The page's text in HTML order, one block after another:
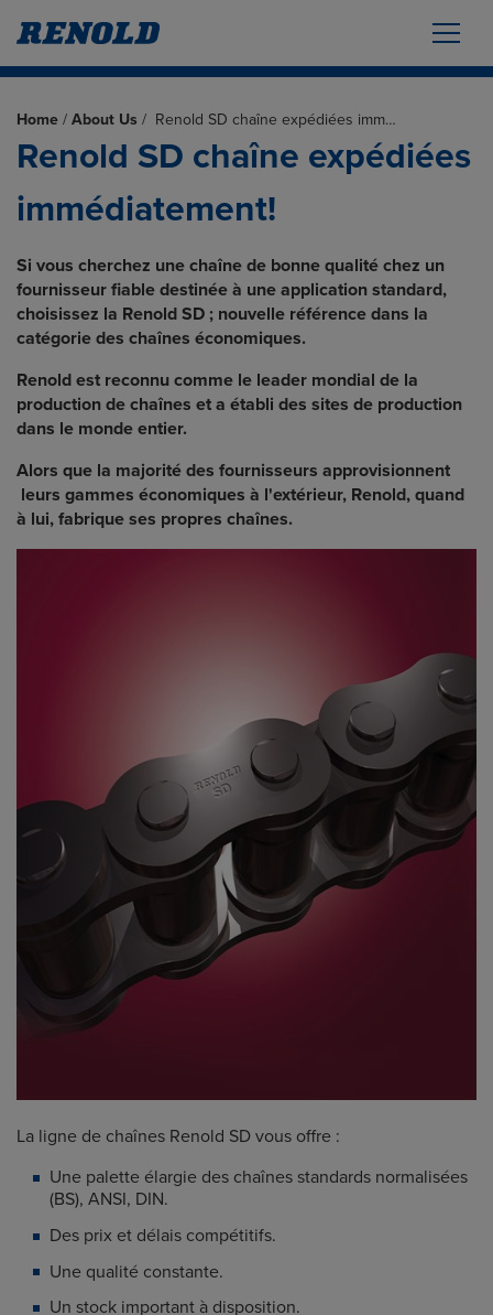
Home / About Us / Renold SD chaîne expédiées imm…
Renold SD chaîne expédiées
immédiatement!
Si vous cherchez une chaîne de bonne qualité chez un
fournisseur fiable destinée à une application standard,
choisissez la Renold SD ; nouvelle référence dans la
catégorie des chaînes économiques.
Renold est reconnu comme le leader mondial de la
production de chaînes et a établi des sites de production
dans le monde entier.
Alors que la majorité des fournisseurs approvisionnent
leurs gammes économiques à l'extérieur, Renold, quand
à lui, fabrique ses propres chaînes.
La ligne de chaînes Renold SD vous offre :
Une palette élargie des chaînes standards normalisées
(BS), ANSI, DIN.
Des prix et délais compétitifs.
Une qualité constante.
Un stock important à disposition.